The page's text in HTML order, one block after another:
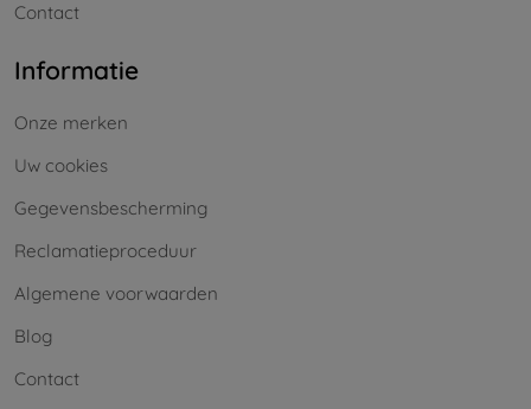
Contact
Informatie
Onze merken
Uw cookies
Gegevensbescherming
Reclamatieproceduur
Algemene voorwaarden
Blog
Contact